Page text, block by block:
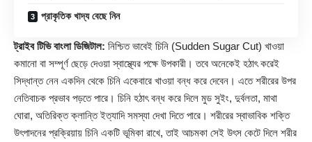
প্রাকৃতিক খাদ্য বেছে নিন
ট্রাইব টিভি বাংলা ডিজিটাল: নিশ্চিত ভাবেই চিনি (Sudden Sugar Cut) খাওয়া
কমানো বা সম্পূর্ণ ছেড়ে দেওয়া স্বাস্থ্যের পক্ষে উপকারী। তবে অনেকেই হঠাৎ করেই
সিদ্ধান্ত নেন একদিন থেকে চিনি একেবারে খাওয়া বন্ধ করে দেবেন। এতে শরীরের উপর
নেতিবাচক প্রভাব পড়তে পারে। চিনি হঠাৎ বন্ধ করে দিলে মুড সুইং, দুর্বলতা, মাথা
ঘোরা, অতিরিক্ত ক্লান্তি ইত্যাদি সমস্যা দেখা দিতে পারে। শরীরের স্বাভাবিক শক্তি
উৎপাদনের প্রক্রিয়ায় চিনি একটি ভূমিকা রাখে, তাই আচমকা সেই উৎস কেটে দিলে শরীর